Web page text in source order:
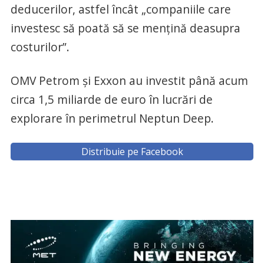
deducerilor, astfel încât „companiile care
investesc să poată să se menţină deasupra
costurilor”.
OMV Petrom şi Exxon au investit până acum
circa 1,5 miliarde de euro în lucrări de
explorare în perimetrul Neptun Deep.
Distribuie pe Facebook